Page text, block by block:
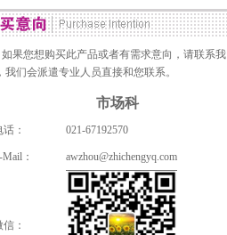
如果您想购买此产品或者有需求意向，请联系我
我们会派遣专业人员直接和您联系。
市场科
话： 021-67192570
Mail： awzhou@zhichengyq.com
信：